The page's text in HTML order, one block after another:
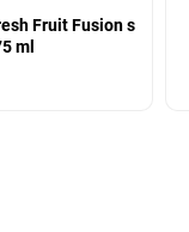
Fruit Fusion s
ml